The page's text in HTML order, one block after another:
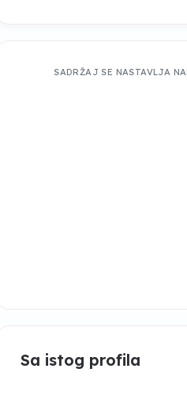
SADRŽAJ SE NASTAVLJA
Sa istog profila